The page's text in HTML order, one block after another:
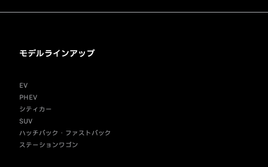
モデルラインアップ
EV
PHEV
シティカー
SUV
ハッチバック・ファストバック
ステーションワゴン